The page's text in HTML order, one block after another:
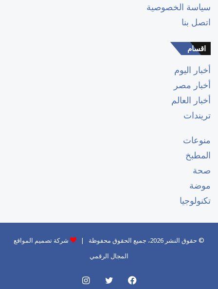
سياسة الخصوصية
اتصل بنا
اقسام
أخبار اليوم
أخبار مصر
أخبار العالم
تريندات
منوعات
المطبخ
صحة
موضة
تكنولوجيا
© حقوق النشر 2026، جميع الحقوق محفوظة |
شركة تصميم المواقع
المجال الرقمي
فيسبوكتويتر انستقرام